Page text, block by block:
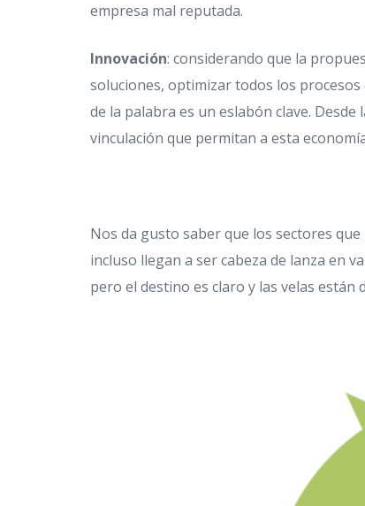
empresa mal reputada.
Innovación: considerando que la
soluciones, optimizar todos los
de la palabra es un eslabón clave.
vinculación que permitan a esta
Nos da gusto saber que los sectores
incluso llegan a ser cabeza de lanza en
pero el destino es claro y las velas están